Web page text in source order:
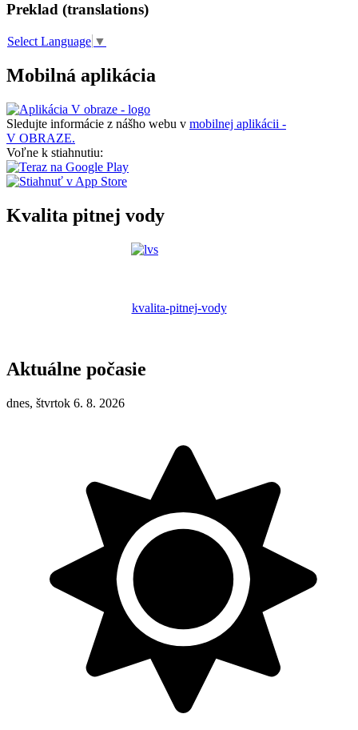
Preklad (translations)
Select Language ▼
Mobilná aplikácia
Sledujte informácie z nášho webu v mobilnej aplikácii -
V OBRAZE.
Voľne k stiahnutiu:
Kvalita pitnej vody
kvalita-pitnej-vody
Aktuálne počasie
dnes, štvrtok 6. 8. 2026